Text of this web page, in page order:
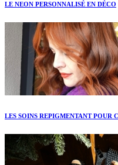
LE NEON PERSONNALISÉ EN DÉCO
LES SOINS REPIGMENTANT POUR